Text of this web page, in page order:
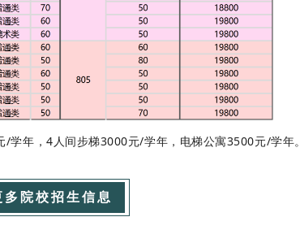
年，4人间步梯3000元/学年，电梯公寓3500元/学年。
多院校招生信息